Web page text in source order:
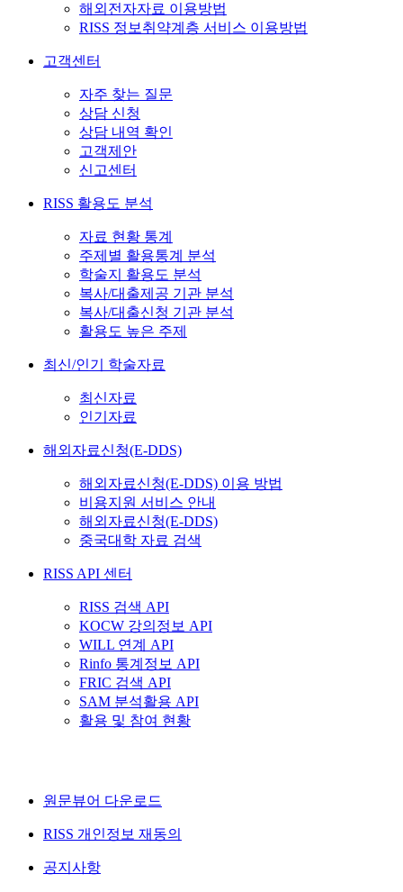
해외전자자료 이용방법
RISS 정보취약계층 서비스 이용방법
고객센터
자주 찾는 질문
상담 신청
상담 내역 확인
고객제안
신고센터
RISS 활용도 분석
자료 현황 통계
주제별 활용통계 분석
학술지 활용도 분석
복사/대출제공 기관 분석
복사/대출신청 기관 분석
활용도 높은 주제
최신/인기 학술자료
최신자료
인기자료
해외자료신청(E-DDS)
해외자료신청(E-DDS) 이용 방법
비용지원 서비스 안내
해외자료신청(E-DDS)
중국대학 자료 검색
RISS API 센터
RISS 검색 API
KOCW 강의정보 API
WILL 연계 API
Rinfo 통계정보 API
FRIC 검색 API
SAM 분석활용 API
활용 및 참여 현황
원문뷰어 다운로드
RISS 개인정보 재동의
공지사항